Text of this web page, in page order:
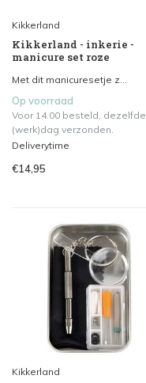
Kikkerland
Kikkerland - inkerie -
manicure set roze
Met dit manicuresetje z...
Op voorraad
Voor 14.00 besteld, dezelfde
(werk)dag verzonden.
Deliverytime
€14,95
Kikkerland